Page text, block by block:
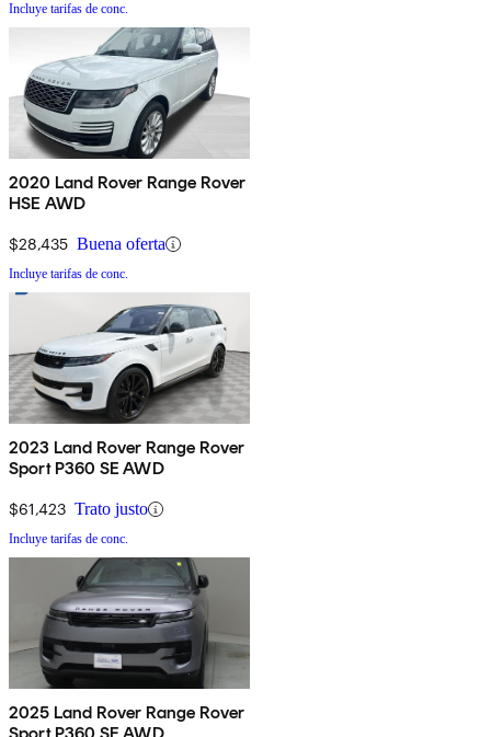
Incluye tarifas de conc.
2020 Land Rover Range Rover
HSE AWD
$28,435 Buena oferta
Incluye tarifas de conc.
2023 Land Rover Range Rover
Sport P360 SE AWD
$61,423 Trato justo
Incluye tarifas de conc.
2025 Land Rover Range Rover